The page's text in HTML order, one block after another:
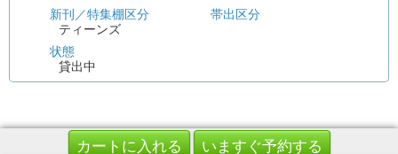
新刊／特集棚区分
ティーンズ
状態
貸出中
帯出区分